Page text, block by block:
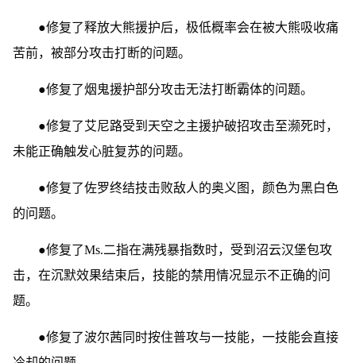
●修复了释放大熊援护后，极低概率会在被大熊吸收痛
苦前，被部分攻击打断的问题。
●修复了烟鬼援护部分攻击无法打断霸体的问题。
●修复了艾尼路受到天空之主援护破招攻击至濒死时，
未能正确触发心脏复苏的问题。
●修复了佐罗终结技击败敌人的奥义图，颜色为黑白色
的问题。
●修复了Ms.二指在满残暴指数时，受到沼云汉堡包攻
击，在沉默效果结束后，技能的禁用情况显示不正确的问
题。
●修复了波尔茜同时按住普攻与一技能，一技能会直接